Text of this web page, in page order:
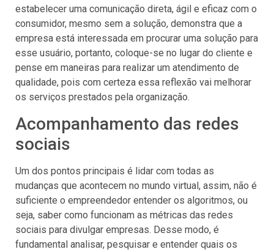
estabelecer uma comunicação direta, ágil e eficaz com o
consumidor, mesmo sem a solução, demonstra que a
empresa está interessada em procurar uma solução para
esse usuário, portanto, coloque-se no lugar do cliente e
pense em maneiras para realizar um atendimento de
qualidade, pois com certeza essa reflexão vai melhorar
os serviços prestados pela organização.
Acompanhamento das redes
sociais
Um dos pontos principais é lidar com todas as
mudanças que acontecem no mundo virtual, assim, não é
suficiente o empreendedor entender os algoritmos, ou
seja, saber como funcionam as métricas das redes
sociais para divulgar empresas. Desse modo, é
fundamental analisar, pesquisar e entender quais os